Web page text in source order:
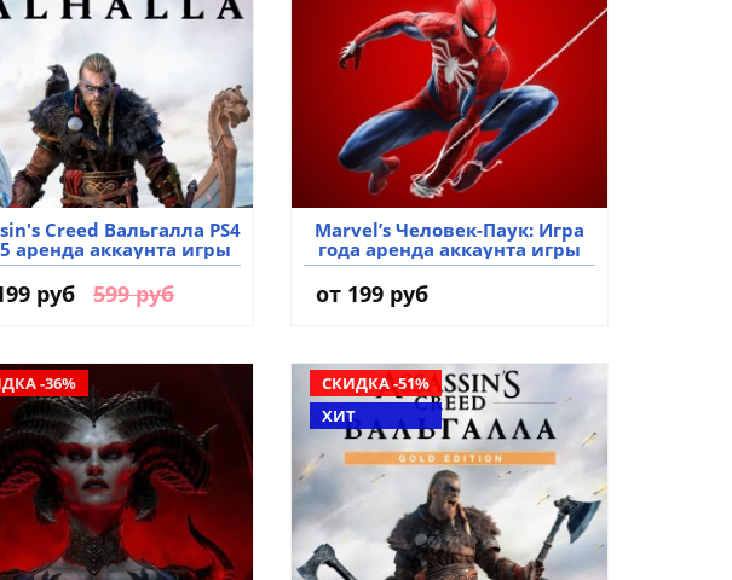
Creed Вальгалла PS4
аренда аккаунта игры
руб 599 руб
Marvel’s Человек-Паук: Игра
года аренда аккаунта игры
от 199 руб
-36%
СКИДКА -51%
ХИТ